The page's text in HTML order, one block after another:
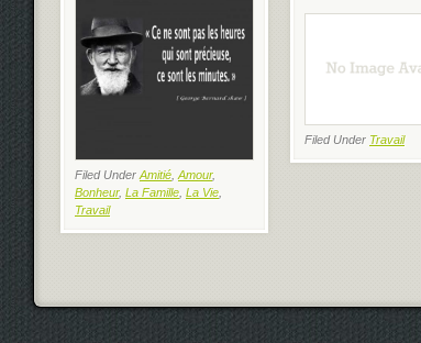
Filed UnderAmitié,Amour,
Bonheur, La Famille, La Vie,
Travail
Filed Under Travail